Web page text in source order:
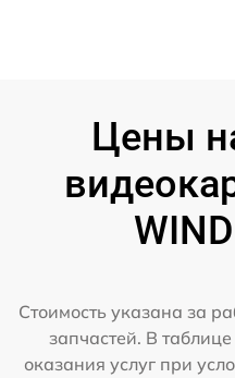
Цены
Стоимость указана за
запчастей. В
оказания услуг при